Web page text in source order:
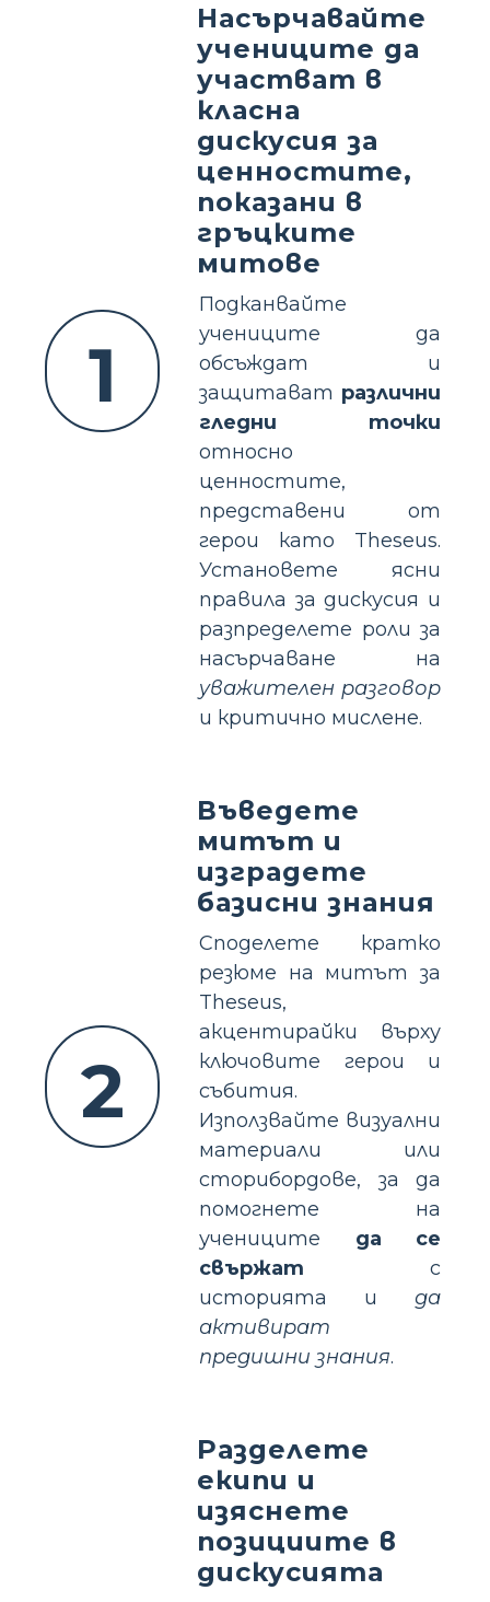
1
Насърчавайте
учениците да
участват в
класна
дискусия за
ценностите,
показани в
гръцките
митове
Подканвайте
учениците да
обсъждат и
защитават различни
гледни точки
относно
ценностите,
представени от
герои като Theseus.
Установете ясни
правила за дискусия и
разпределете роли за
насърчаване на
уважителен разговор
и критично мислене.
2
Въведете
митът и
изградете
базисни знания
Споделете кратко
резюме на митът за
Theseus,
акцентирайки върху
ключовите герои и
събития.
Използвайте визуални
материали или
сторибордове, за да
помогнете на
учениците да се
свържат с
историята и да
активират
предишни знания.
Разделете
екипи и
изяснете
позициите в
дискусията